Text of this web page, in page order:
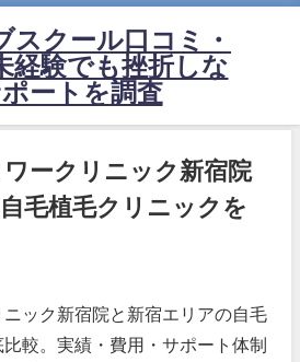
スクール口コミ・
経験でも挫折しな
ートを調査
ークリニック新宿院
毛植毛クリニックを
ック新宿院と新宿エリアの自毛
較。実績・費用・サポート体制